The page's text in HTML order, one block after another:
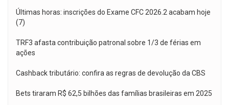
Últimas horas: inscrições do Exame CFC 2026.2 acabam hoje
(7)
TRF3 afasta contribuição patronal sobre 1/3 de férias em
ações
Cashback tributário: confira as regras de devolução da CBS
Bets tiraram R$ 62,5 bilhões das famílias brasileiras em 2025